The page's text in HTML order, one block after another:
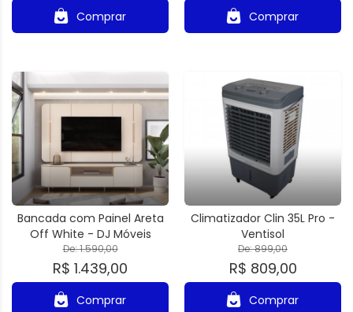
Comprar Comprar
Bancada com Painel Areta
Off White - DJ Móveis
De: 1.590,00
R$ 1.439,00
Comprar
Climatizador Clin 35L Pro -
Ventisol
De: 899,00
R$ 809,00
Comprar